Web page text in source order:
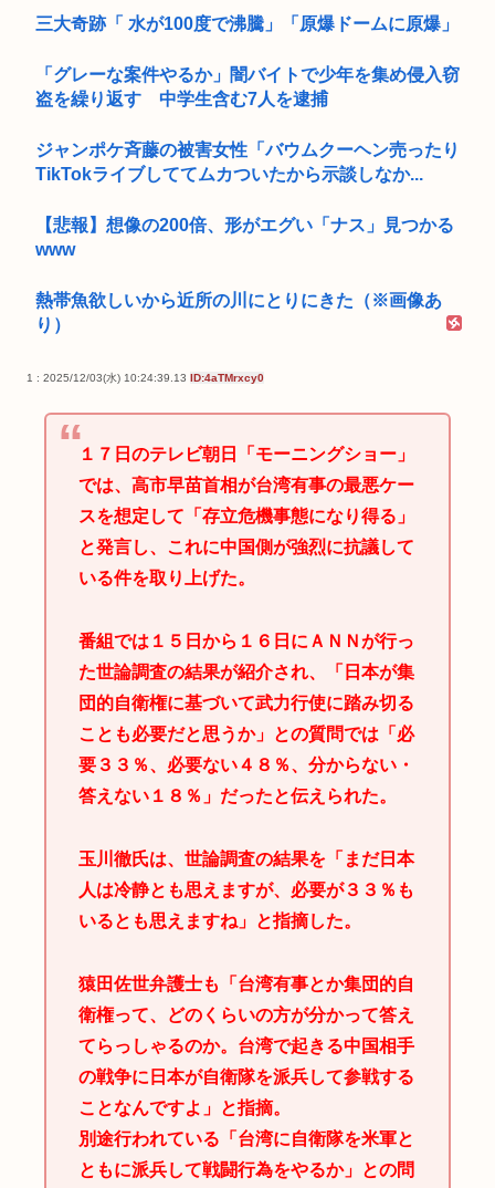
三大奇跡「 水が100度で沸騰」「原爆ドームに原爆」
「グレーな案件やるか」闇バイトで少年を集め侵入窃
盗を繰り返す 中学生含む7人を逮捕
ジャンポケ斉藤の被害女性「バウムクーヘン売ったり
TikTokライブしててムカついたから示談しなか...
【悲報】想像の200倍、形がエグい「ナス」見つかる
www
熱帯魚欲しいから近所の川にとりにきた（※画像あ
り）
1 : 2025/12/03(水) 10:24:39.13 ID:4aTMrxcy0
１７日のテレビ朝日「モーニングショー」
では、高市早苗首相が台湾有事の最悪ケー
スを想定して「存立危機事態になり得る」
と発言し、これに中国側が強烈に抗議して
いる件を取り上げた。
番組では１５日から１６日にＡＮＮが行っ
た世論調査の結果が紹介され、「日本が集
団的自衛権に基づいて武力行使に踏み切る
ことも必要だと思うか」との質問では「必
要３３％、必要ない４８％、分からない・
答えない１８％」だったと伝えられた。
玉川徹氏は、世論調査の結果を「まだ日本
人は冷静とも思えますが、必要が３３％も
いるとも思えますね」と指摘した。
猿田佐世弁護士も「台湾有事とか集団的自
衛権って、どのくらいの方が分かって答え
てらっしゃるのか。台湾で起きる中国相手
の戦争に日本が自衛隊を派兵して参戦する
ことなんですよ」と指摘。
別途行われている「台湾に自衛隊を米軍と
ともに派兵して戦闘行為をやるか」との問